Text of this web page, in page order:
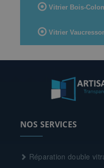
Vitrier Bois-
Vitrier
NOS SERVICES
Réparation double